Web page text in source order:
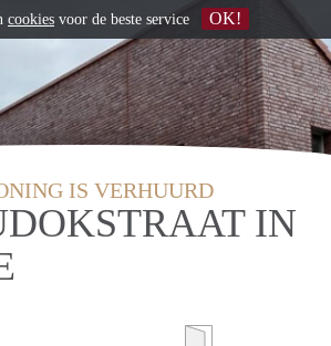
IS VERHUURD
IN
cookies voor de beste service OK!